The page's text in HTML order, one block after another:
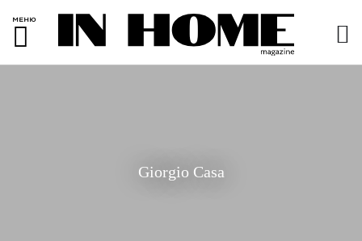
МЕНЮ
Giorgio Casa